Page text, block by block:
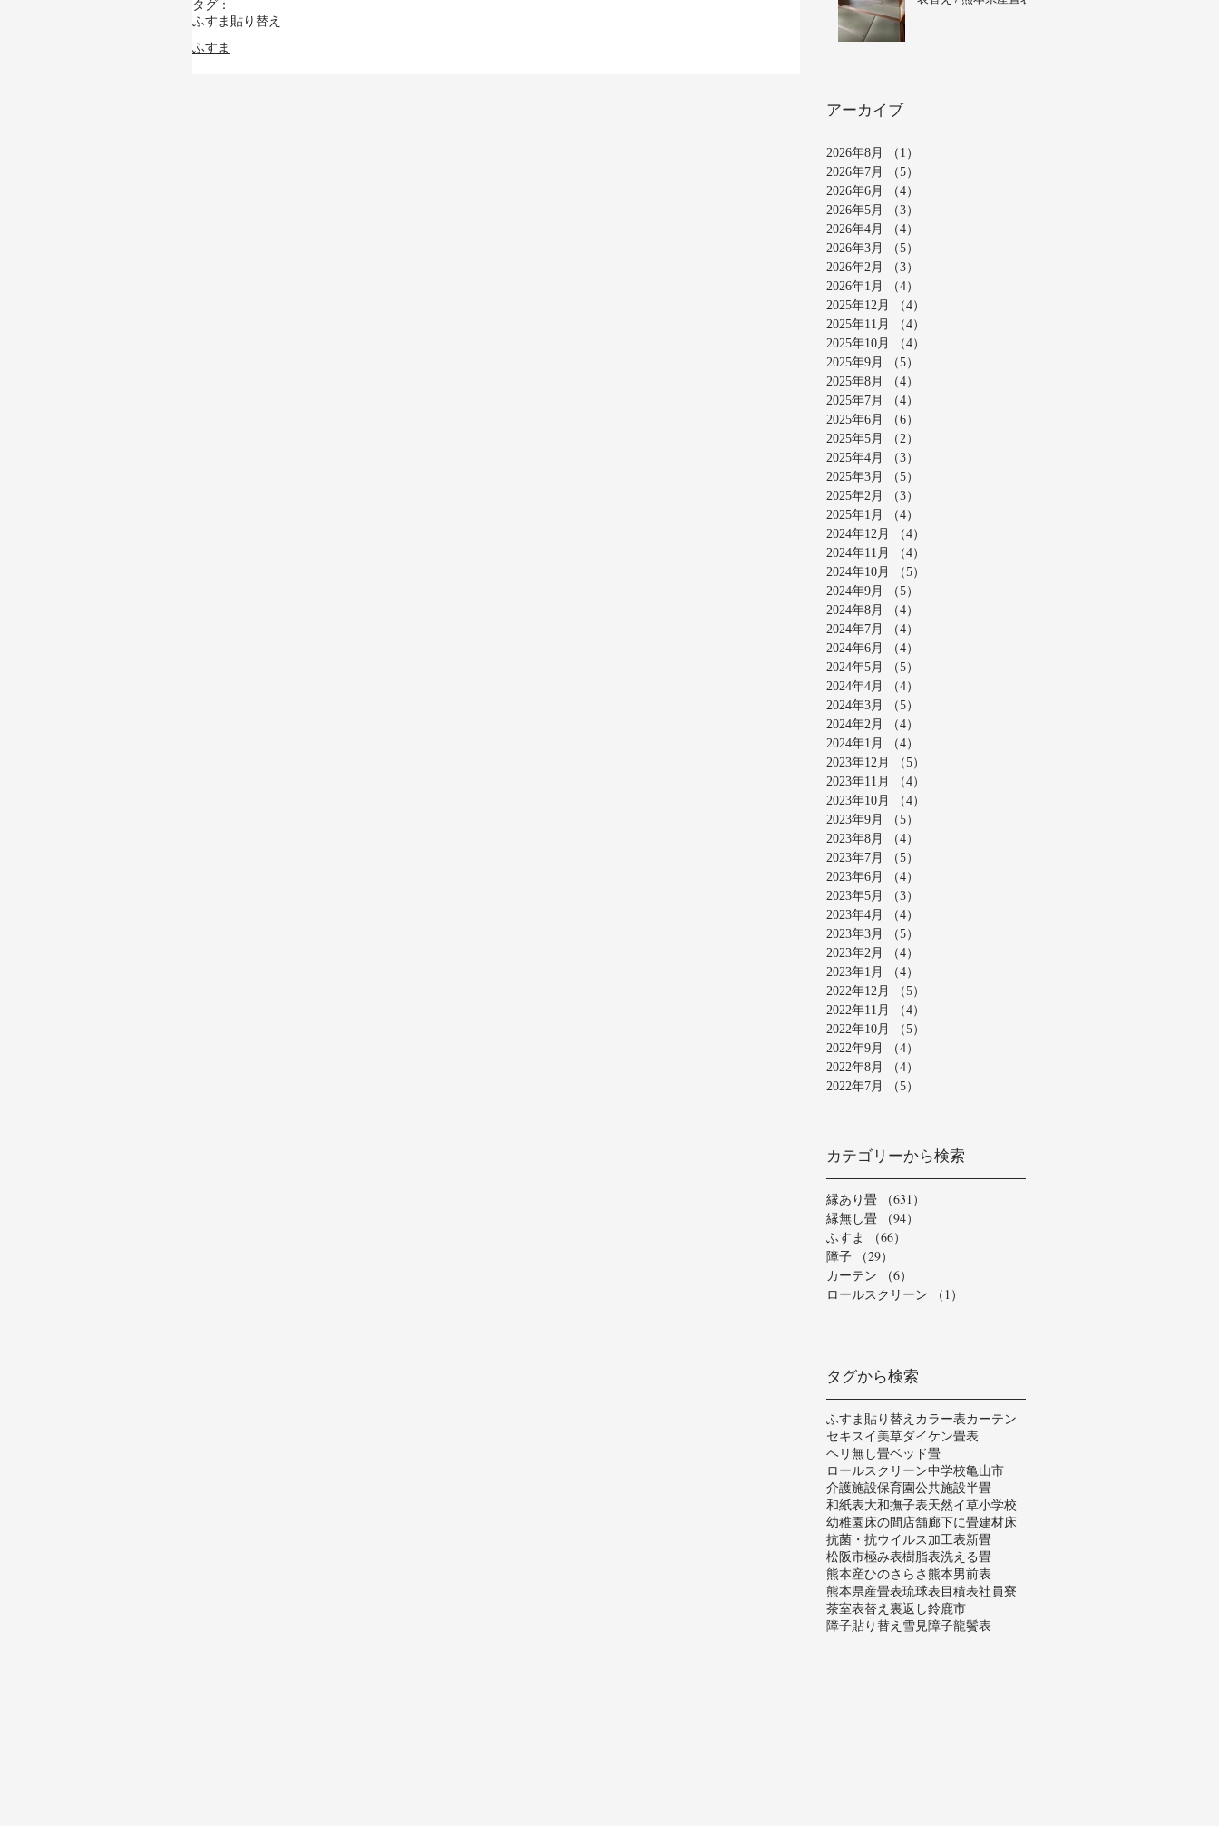
タグ：
ふすま貼り替え
ふすま
アーカイブ
2026年8月 （1）
2026年7月
（5）
2026年6月
（4）
2026年5月
（3）
2026年4月
（4）
2026年3月
（5）
2026年2月
（3）
2026年1月
（4）
2025年12月
（4）
2025年11月
（4）
2025年10月
（4）
2025年9月
（5）
2025年8月
（4）
2025年7月
（4）
2025年6月
（6）
2025年5月
（2）
2025年4月
（3）
2025年3月
（5）
2025年2月
（3）
2025年1月
（4）
2024年12月
（4）
2024年11月
（4）
2024年10月
（5）
2024年9月
（5）
2024年8月
（4）
2024年7月
（4）
2024年6月
（4）
2024年5月
（5）
2024年4月
（4）
2024年3月
（5）
2024年2月
（4）
2024年1月
（4）
2023年12月
（5）
2023年11月
（4）
2023年10月
（4）
2023年9月
（5）
2023年8月
（4）
2023年7月
（5）
2023年6月
（4）
2023年5月
（3）
2023年4月
（4）
2023年3月
（5）
2023年2月
（4）
2023年1月
（4）
2022年12月
（5）
2022年11月
（4）
2022年10月
（5）
2022年9月
（4）
2022年8月
（4）
2022年7月
（5）
カテゴリーから検索
縁あり畳 （631）
縁無し畳
（94）
ふすま
（66）
障子
（29）
カーテン
（6）
ロールスクリーン
（1）
タグから検索
ふすま貼り替え カラー表カーテン
セキスイ美草ダイケン畳表
ヘリ無し畳ベッド畳
ロールスクリーン中学校亀山市
介護施設保育園公共施設半畳
和紙表大和撫子表天然イ草小学校
幼稚園床の間店舗廊下に畳建材床
抗菌・抗ウイルス加工表新畳
松阪市極み表樹脂表洗える畳
熊本産ひのさらさ熊本男前表
熊本県産畳表琉球表目積表社員寮
茶室表替え 裏返し鈴鹿市
障子貼り替え 雪見障子龍鬢表